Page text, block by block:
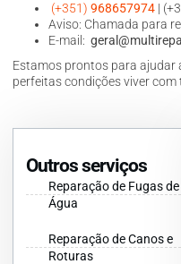
(+351) 968657974 |
Aviso: Chamada para
E-mail:
Estamos prontos para ajudar
perfeitas condições viver com
Outros serviços
Reparação de Fugas de
Água
Reparação de Canos e
Roturas